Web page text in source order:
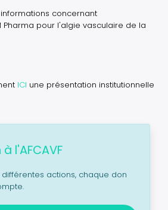
concernant
Pharma pour l'algie vasculaire de la
ICI une présentation institutionnelle
l'AFCAVF
différentes actions, chaque don